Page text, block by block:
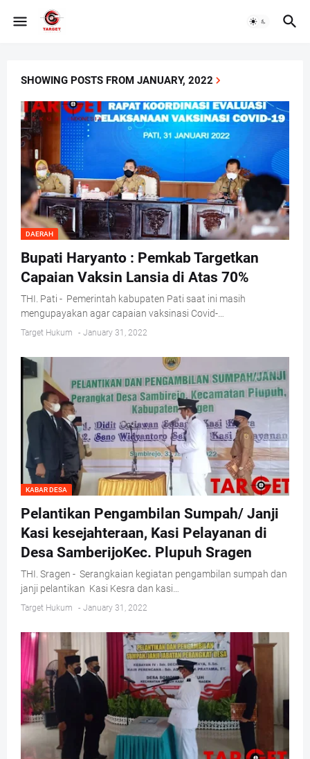
SHOWING POSTS FROM JANUARY, 2022
DAERAH
Bupati Haryanto : Pemkab Targetkan
Capaian Vaksin Lansia di Atas 70%
THI. Pati - Pemerintah kabupaten Pati saat ini masih
mengupayakan agar capaian vaksinasi Covid-…
Target Hukum - January 31, 2022
KABAR DESA
Pelantikan Pengambilan Sumpah/ Janji
Kasi kesejahteraan, Kasi Pelayanan di
Desa SamberijoKec. Plupuh Sragen
THI. Sragen - Serangkaian kegiatan pengambilan sumpah dan
janji pelantikan Kasi Kesra dan kasi…
Target Hukum - January 31, 2022